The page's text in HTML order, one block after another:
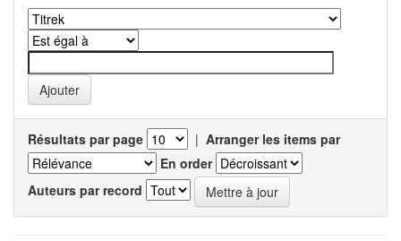
Résultats par page | Arranger les items par
En order
Auteurs par record